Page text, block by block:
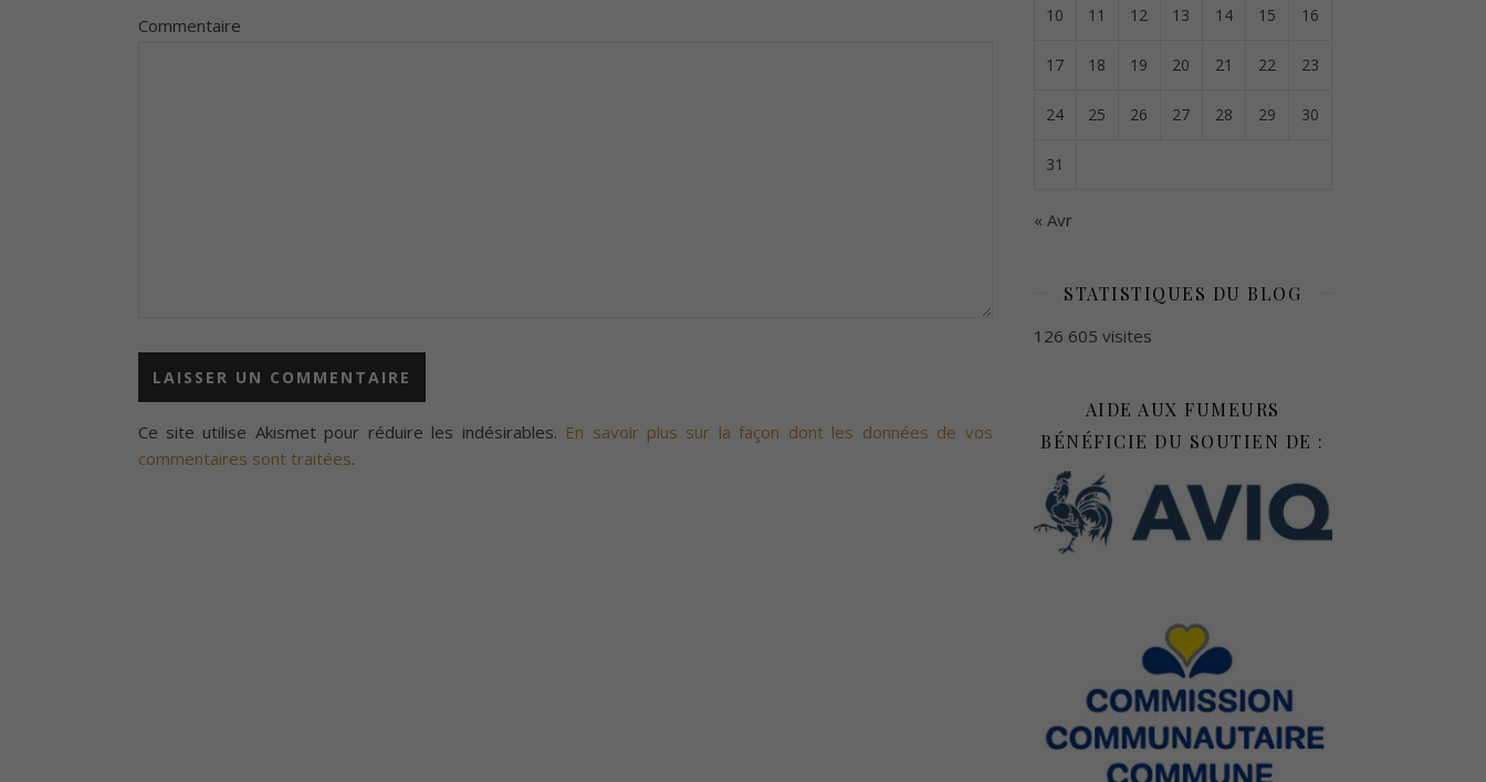
Commentaire
Ce site utilise Akismet pour réduire les indésirables. En savoir plus sur la façon dont les données de vos
commentaires sont traitées.
10 11 12 13 14 15 16
17 18 19 20 21 22 23
24 25 26 27 28 29 30
31
« Avr
STATISTIQUES DU BLOG
126 605 visites
AIDE AUX FUMEURS
BÉNÉFICIE DU SOUTIEN DE :